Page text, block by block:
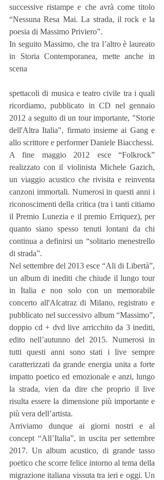
successive ristampe e che avrà come titolo
“Nessuna Resa Mai. La strada, il rock e la
poesia di Massimo Priviero”.
In seguito Massimo, che tra l’altro è laureato
in Storia Contemporanea, mette anche in
scena
spettacoli di musica e teatro civile tra i quali
ricordiamo, pubblicato in CD nel gennaio
2012 a seguito di un tour importante, "Storie
dell'Altra Italia", firmato insieme ai Gang e
allo scrittore e performer Daniele Biacchessi.
A fine maggio 2012 esce “Folkrock”
realizzato con il violinista Michele Gazich,
un viaggio acustico che rivisita e reinventa
canzoni immortali. Numerosi in questi anni i
riconoscimenti della critica (tra i tanti citiamo
il Premio Lunezia e il premio Erriquez), per
quanto siano spesso tenuti lontani da chi
continua a definirsi un “solitario menestrello
di strada”.
Nel settembre del 2013 esce “Ali di Libertà”,
un album di inediti che chiude il lungo tour
in Italia e non solo con un memorabile
concerto all'Alcatraz di Milano, registrato e
pubblicato nel successivo album “Massimo”,
doppio cd + dvd live arricchito da 3 inediti,
edito nell’autunno del 2015. Numerosi in
tutti questi anni sono stati i live sempre
caratterizzati da grande energia unita a forte
impatto poetico ed emozionale e anzi, lungo
la strada, vien da dire che proprio il live
risulta essere la dimensione più importante e
più vera dell’artista.
Arriviamo dunque ai giorni nostri e al
concept “All’Italia”, in uscita per settembre
2017. Un album acustico, di grande tasso
poetico che scorre felice intorno al tema della
migrazione italiana vissuta tra ieri e oggi. Un